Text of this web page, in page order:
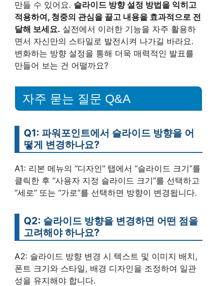
만들 수 있어요. 슬라이드 방향 설정 방법을 익히고
적용하여, 청중의 관심을 끌고 내용을 효과적으로 전
달해 보세요. 실전에서 이러한 기능을 자주 활용하
면서 자신만의 스타일로 발전시켜 나가길 바라요.
변화하는 방향 설정을 통해 더욱 매력적인 발표를
만들어 보는 건 어떨까요?
자주 묻는 질문 Q&A
Q1: 파워포인트에서 슬라이드 방향을 어
떻게 변경하나요?
A1: 리본 메뉴의 “디자인” 탭에서 “슬라이드 크기”를
클릭한 후 “사용자 지정 슬라이드 크기”를 선택하고
“세로” 또는 “가로”를 선택하면 방향이 변경됩니다.
Q2: 슬라이드 방향을 변경하면 어떤 점을
고려해야 하나요?
A2: 슬라이드 방향 변경 시 텍스트 및 이미지 배치,
폰트 크기와 스타일, 배경 디자인을 조정하여 일관
성을 유지해야 합니다.